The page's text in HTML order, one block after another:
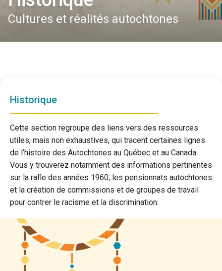
Cultures et réalités autochtones
Historique
Cette section regroupe des liens vers des ressources
utiles, mais non exhaustives, qui tracent certaines lignes
de l’histoire des Autochtones au Québec et au Canada.
Vous y trouverez notamment des informations pertinentes
sur la rafle des années 1960, les pensionnats autochtones
et la création de commissions et de groupes de travail
pour contrer le racisme et la discrimination.